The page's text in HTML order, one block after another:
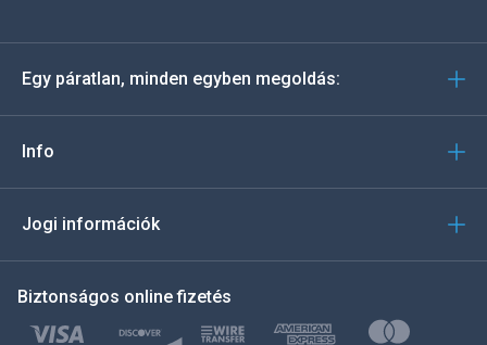
Deutsch
Türkçe
Egy páratlan, minden egyben megoldás:
Info
Jogi információk
Biztonságos online fizetés